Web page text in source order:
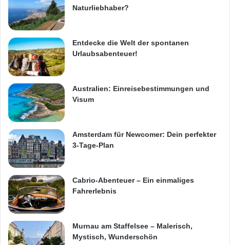
Naturliebhaber?
Entdecke die Welt der spontanen
Urlaubsabenteuer!
Australien: Einreisebestimmungen und
Visum
Amsterdam für Newcomer: Dein perfekter
3-Tage-Plan
Cabrio-Abenteuer – Ein einmaliges
Fahrerlebnis
Murnau am Staffelsee – Malerisch,
Mystisch, Wunderschön